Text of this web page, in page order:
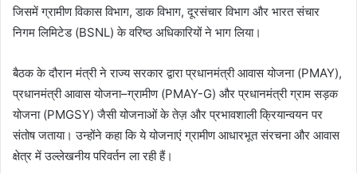
जिसमें ग्रामीण विकास विभाग, डाक विभाग, दूरसंचार विभाग और भारत संचार
निगम लिमिटेड (BSNL) के वरिष्ठ अधिकारियों ने भाग लिया।
बैठक के दौरान मंत्री ने राज्य सरकार द्वारा प्रधानमंत्री आवास योजना (PMAY),
प्रधानमंत्री आवास योजना–ग्रामीण (PMAY-G) और प्रधानमंत्री ग्राम सड़क
योजना (PMGSY) जैसी योजनाओं के तेज़ और प्रभावशाली क्रियान्वयन पर
संतोष जताया। उन्होंने कहा कि ये योजनाएं ग्रामीण आधारभूत संरचना और आवास
क्षेत्र में उल्लेखनीय परिवर्तन ला रही हैं।